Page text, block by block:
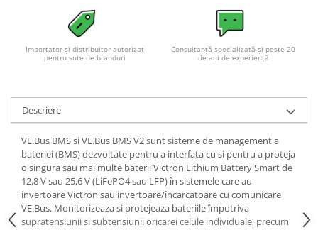
Importator și distribuitor autorizat
pentru sute de branduri
Consultanță specializată și peste 20
de ani de experiență
Descriere
VE.Bus BMS si VE.Bus BMS V2 sunt sisteme de management a
bateriei (BMS) dezvoltate pentru a interfata cu si pentru a proteja
o singura sau mai multe baterii Victron Lithium Battery Smart de
12,8 V sau 25,6 V (LiFePO4 sau LFP) în sistemele care au
invertoare Victron sau invertoare/încarcatoare cu comunicare
VE.Bus. Monitorizeaza si protejeaza bateriile împotriva
supratensiunii si subtensiunii oricarei celule individuale, precum